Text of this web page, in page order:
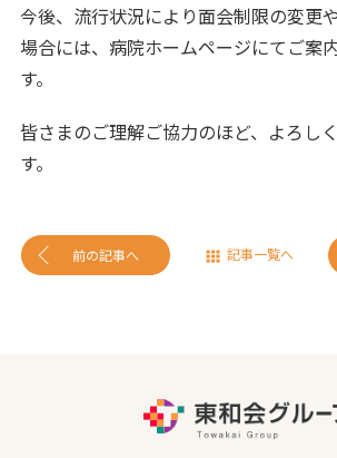
今後、流行状況により面会制限の変更
場合には、病院ホームページにてご案
す。
皆さまのご理解ご協力のほど、よろし
す。
前の記事へ 記事一覧へ